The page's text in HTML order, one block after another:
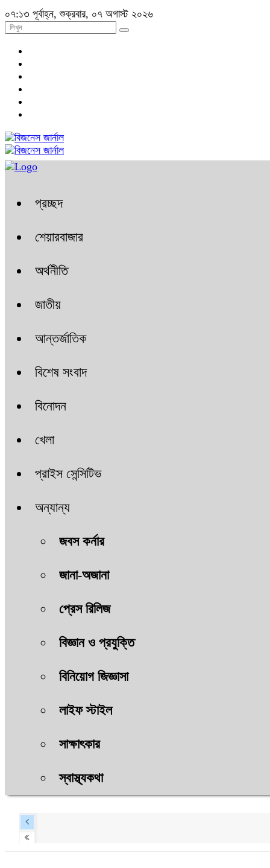
০৭:১৩ পূর্বাহ্ন, শুক্রবার, ০৭ অগাস্ট ২০২৬
প্রচ্ছদ
শেয়ারবাজার
অর্থনীতি
জাতীয়
আন্তর্জাতিক
বিশেষ সংবাদ
বিনোদন
খেলা
প্রাইস সেন্সিটিভ
অন্যান্য
জবস কর্নার
জানা-অজানা
প্রেস রিলিজ
বিজ্ঞান ও প্রযুক্তি
বিনিয়োগ জিজ্ঞাসা
লাইফ স্টাইল
সাক্ষাৎকার
স্বাস্থ্যকথা